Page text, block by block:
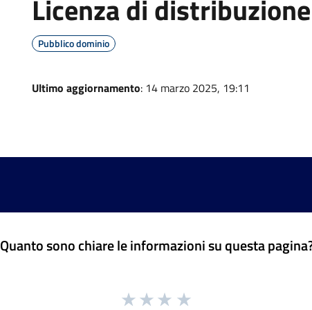
Licenza di distribuzione
Pubblico dominio
Ultimo aggiornamento: 14 marzo 2025, 19:11
Quanto sono chiare le informazioni su questa